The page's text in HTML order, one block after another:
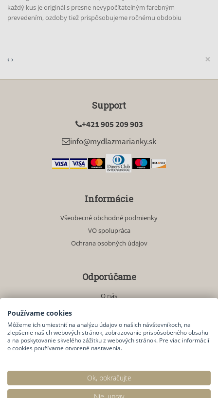
každý kus je originál s presne nevypočítateľným farebným
prevedením, ozdoby tiež prispôsobujeme ročnému obdobiu
‹ › ×
Support
+421 905 209 903
info@mydlazmarianky.sk
Informácie
Všeobecné obchodné podmienky
VO spolupráca
Ochrana osobných údajov
Odporúčame
O nás
Kontakt
redakčný systémBUXUS
Používame cookies
Môžeme ich umiestniť na analýzu údajov o našich návštevníkoch, na
zlepšenie našich webových stránok, zobrazovanie prispôsobeného obsahu
a na poskytovanie skvelého zážitku z webových stránok. Pre viac informácií
o cookies používame otvorené nastavenia.
Ok, pokračujte